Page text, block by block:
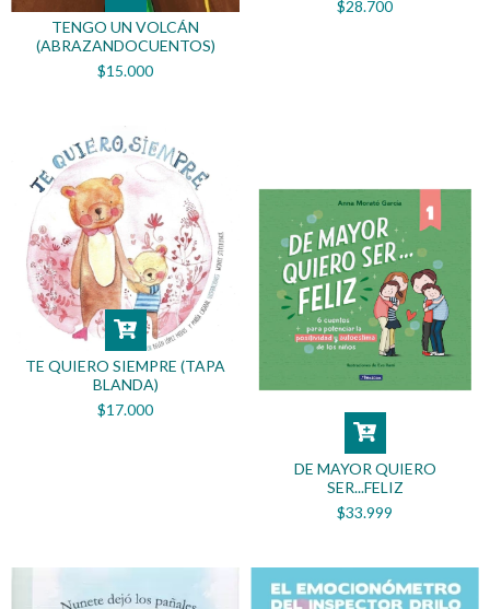
TENGO UN VOLCÁN
(ABRAZANDOCUENTOS)
$15.000
$28.700
TE QUIERO SIEMPRE (TAPA
BLANDA)
$17.000
DE MAYOR QUIERO
SER...FELIZ
$33.999